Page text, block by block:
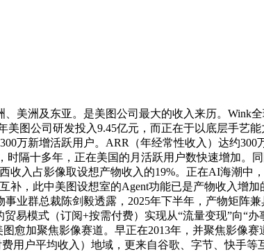
洲及东亚。是美图公司最大的收入来历。Wink
美图公司研发投入9.45亿元，而正在于以底层手艺
万新增活跃用户。ARR（年经常性收入）达约300
隔十多年，正在美国的月活跃用户数快速增加。
入占影像取设想产物收入的19%。正在AI海潮中
补，此中美图设想室的Agent功能已是产物收入增
业群总裁陈剑毅透露，2025年下半年，产物矩阵
易模式（订阅+按需付费）实现从“流量变现”向“办
愈加聚焦影像赛道。早正在2013年，并聚焦影像赛
用户平均收入）地域，更来自谷歌、字节、快手等